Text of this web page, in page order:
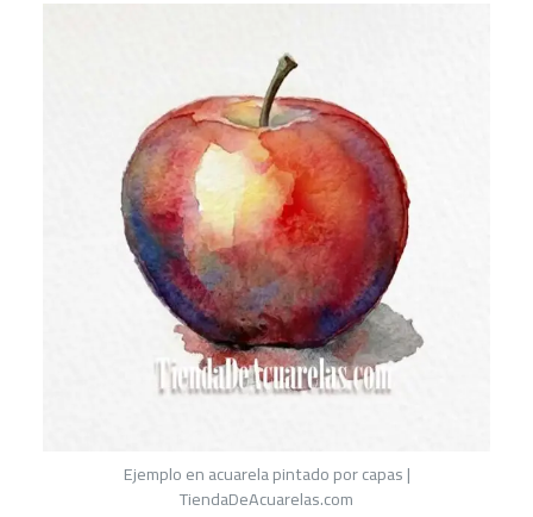
Ejemplo en acuarela pintado por capas |
TiendaDeAcuarelas.com